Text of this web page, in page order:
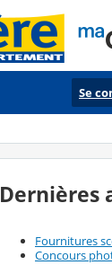
Se
Dernières
Fournitures
Concours